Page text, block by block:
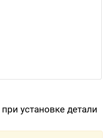
установке детали